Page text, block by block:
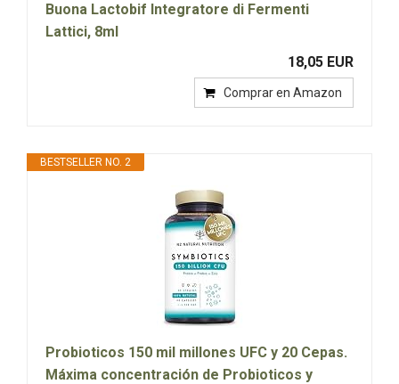
Buona Lactobif Integratore di Fermenti
Lattici, 8ml
18,05 EUR
Comprar en Amazon
BESTSELLER NO. 2
Probioticos 150 mil millones UFC y 20 Cepas.
Máxima concentración de Probioticos y